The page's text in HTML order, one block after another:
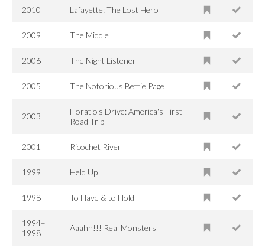
2010 Lafayette: The Lost Hero
2009 The Middle
2006 The Night Listener
2005 The Notorious Bettie Page
2003
Horatio's Drive: America's First
Road Trip
2001 Ricochet River
1999 Held Up
1998 To Have & to Hold
1994–
1998
Aaahh!!! Real Monsters